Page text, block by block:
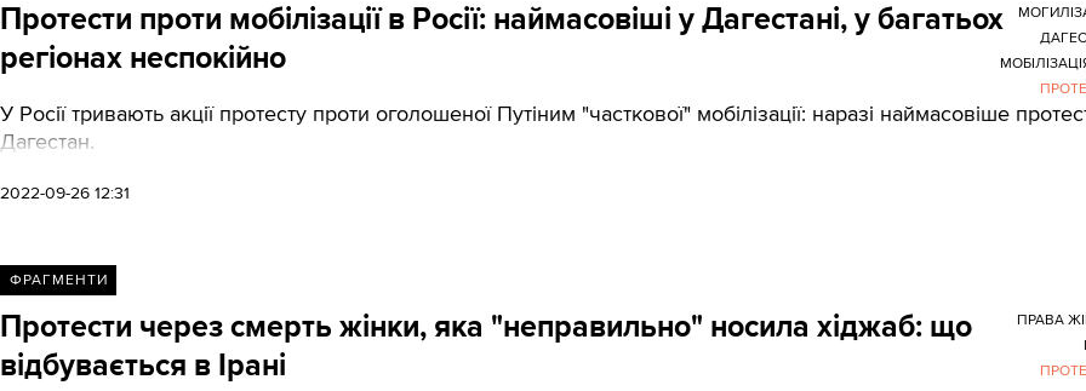
Протести проти мобілізації в Росії: наймасовіші у Дагестані, у багатьох
регіонах неспокійно
У Росії тривають акції протесту проти оголошеної Путіним "часткової" мобілізації: наразі наймасовіше
Дагестан.
2022-09-26 12:31
ФРАГМЕНТИ
Протести через смерть жінки, яка "неправильно" носила хіджаб: що
відбувається в Ірані
ПРАВА